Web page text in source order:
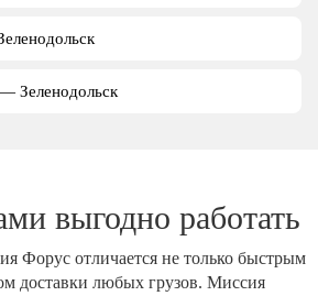
Зеленодольск
выгодно работать
Форус отличается не только быстрым
доставки любых грузов. Миссия